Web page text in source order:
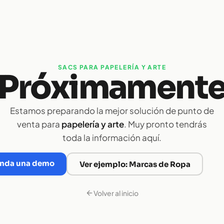
SACS PARA PAPELERÍA Y ARTE
Estamos preparando la mejor solución de punto de
venta para papelería y arte. Muy pronto tendrás
toda la información aquí.
una demo Ver ejemplo: Marcas de Ropa
Volver al inicio